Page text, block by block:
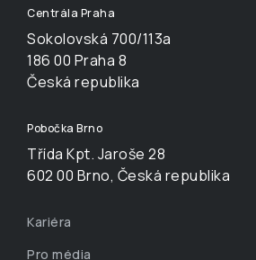
Centrála Praha
Sokolovská 700/113a
186 00 Praha 8
Česká republika
Pobočka Brno
Třída Kpt. Jaroše 28
602 00 Brno, Česká republika
Kariéra
Pro média